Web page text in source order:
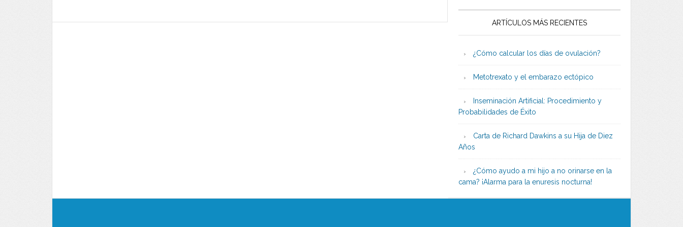
ARTÍCULOS MÁS RECIENTES
¿Cómo calcular los días de ovulación?
Metotrexato y el embarazo ectópico
Inseminación Artificial: Procedimiento y
Probabilidades de Éxito
Carta de Richard Dawkins a su Hija de Diez
Años
¿Cómo ayudo a mi hijo a no orinarse en la
cama? ¡Alarma para la enuresis nocturna!